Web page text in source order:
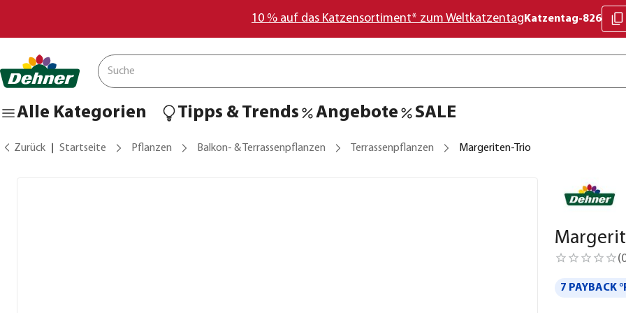
10 % auf das Katzensortiment* zum Weltkatzentag Katzentag-826
Alle Kategorien Tipps & Trends Angebote SALE
Zurück Startseite Pflanzen Balkon- & Terrassenpflanzen Terrassenpflanzen Margeriten-Trio
(
7 PAYBACK